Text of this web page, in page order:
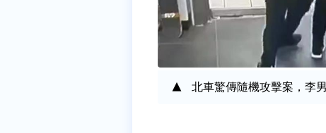
北車驚傳隨機攻擊案，李